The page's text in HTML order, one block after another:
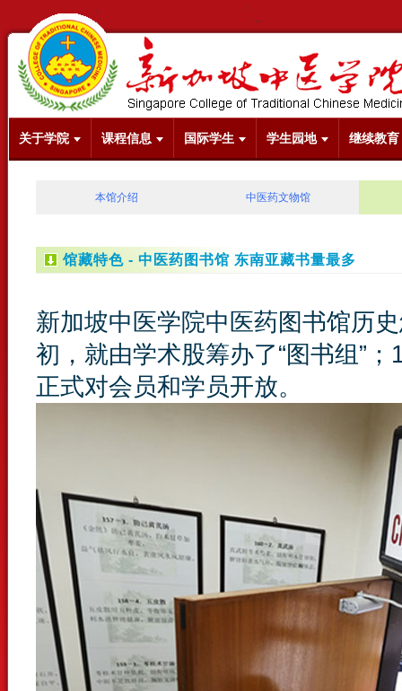
关于学院 课程信息 国际学生 学生园地 继续教育
本馆介绍 中医药文物馆
馆藏特色 - 中医药图书馆 东南亚藏书量最多
新加坡中医学院中医药图书馆历
初，就由学术股筹办了“图书组”
正式对会员和学员开放。